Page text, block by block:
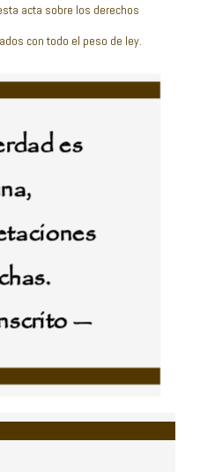
acta sobre los derechos
con todo el peso de ley.
es
—